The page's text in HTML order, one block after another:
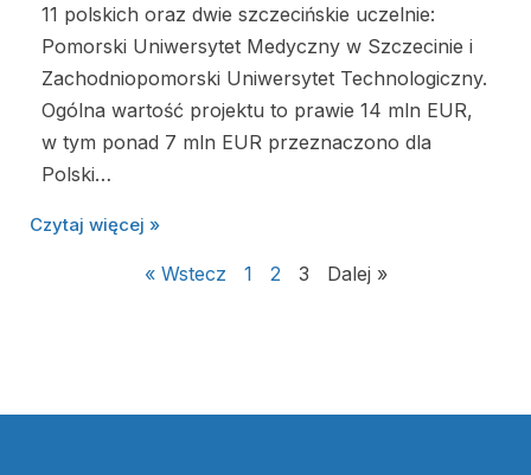
11 polskich oraz dwie szczecińskie uczelnie:
Pomorski Uniwersytet Medyczny w Szczecinie i
Zachodniopomorski Uniwersytet Technologiczny.
Ogólna wartość projektu to prawie 14 mln EUR,
w tym ponad 7 mln EUR przeznaczono dla
Polski…
Czytaj więcej »
« Wstecz 1 2 3 Dalej »